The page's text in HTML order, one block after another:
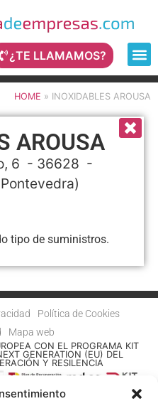
¿TE LLAMAMOS?
HOME » INOXIDABLES AROUSA
AROUSA
6 - 36628 -
tipo de suministros.
Política de Cookies
Mapa web
CON EL PROGRAMA KIT
GENERATION (EU) DEL
Y RESILENCIA
los derechos reservados.